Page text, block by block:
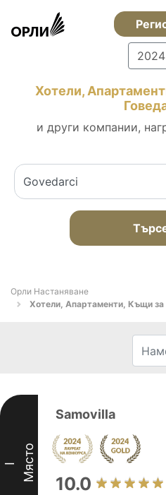
2024
Хотели,
и други компании,
Орли Настаняване
Хотели, Апартаменти, Къщи за
I Място
Samovilla
10.0